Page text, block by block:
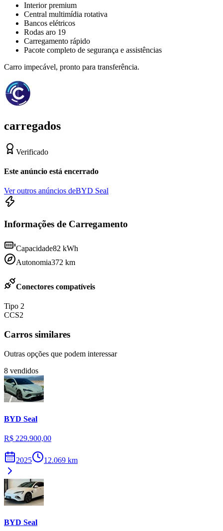
Interior premium
Central multimídia rotativa
Bancos elétricos
Rodas aro 19
Carregamento rápido
Pacote completo de segurança e assistências
Carro impecável, pronto para transferência.
carregados
Verificado
Este anúncio está encerrado
Ver outros anúncios deBYD Seal
Informações de Carregamento
Capacidade82 kWh
Autonomia372 km
Conectores compatíveis
Tipo 2
CCS2
Carros similares
Outras opções que podem interessar
8 vendidos
BYD Seal
R$ 229.900,00
2025 12.069 km
BYD Seal